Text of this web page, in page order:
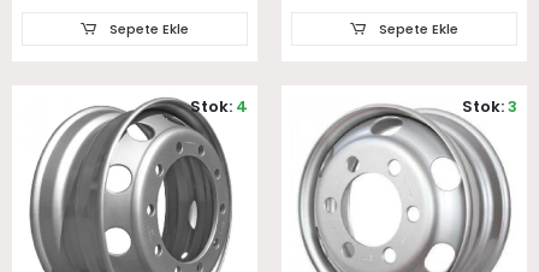
Sepete Ekle Sepete Ekle
Stok: 4 Stok:3